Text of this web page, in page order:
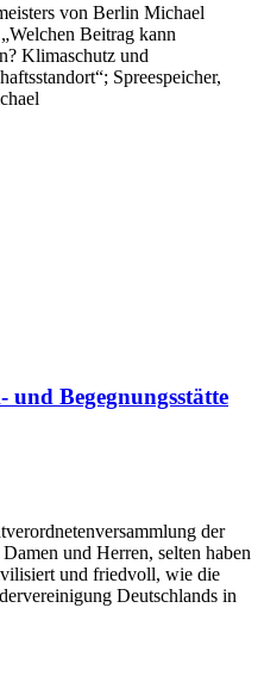
von Berlin Michael
Beitrag kann
Klimaschutz und
Spreespeicher,
und Begegnungsstätte
der
und Herren, selten haben
und friedvoll, wie die
Deutschlands in